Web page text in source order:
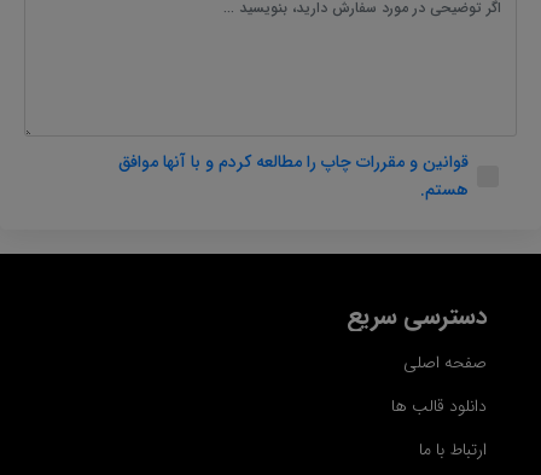
قوانین و مقررات چاپ را مطالعه کردم و با آنها موافق
هستم.
دسترسی سریع
صفحه اصلی
دانلود قالب ها
ارتباط با ما